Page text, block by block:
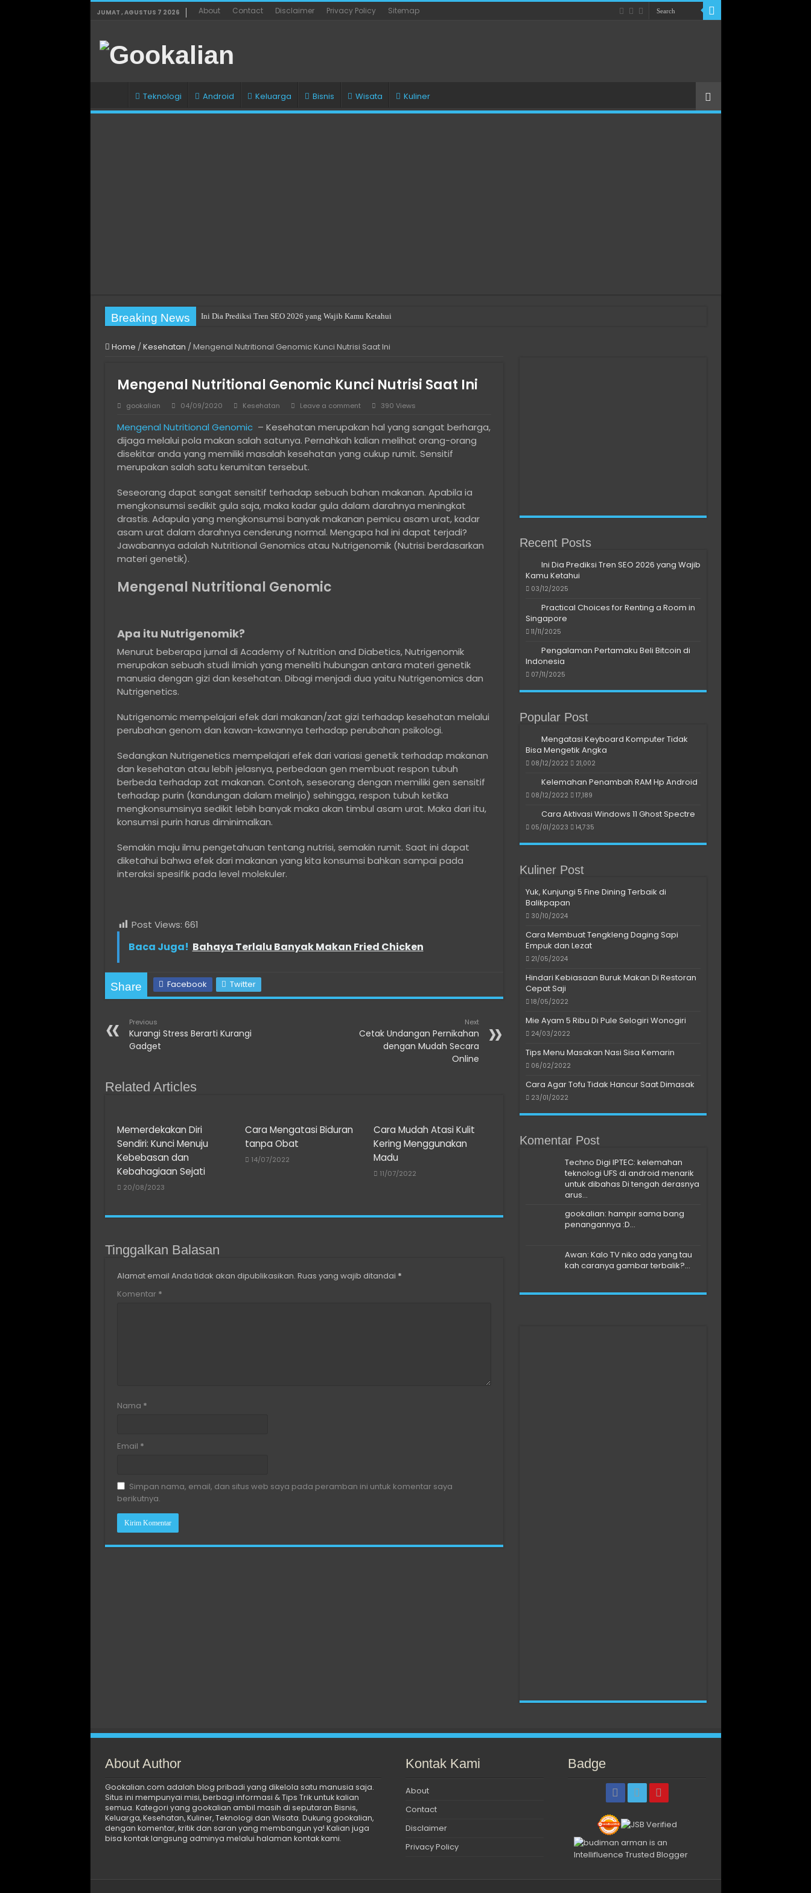
JUMAT , AGUSTUS 7 2026 About Contact Disclaimer Privacy Policy Sitemap
Teknologi Android Keluarga Bisnis Wisata Kuliner
Breaking News Ini Dia Prediksi Tren SEO 2026 yang Wajib Kamu Ketahui
Cara Install Ulang Windows 10/11 di Laptop Intel Gen 10 ke Atas Saat SSD Tidak Terdeteksi
Solusi Hosting Terjangkau untuk Developer Freelance
Jasa Komentar Sosial Media yang Bantu Produk Lebih Dikenal
Cara Menjaga Privasi Digital Tanpa Harus Jadi Ahli IT
Home / Kesehatan / Mengenal Nutritional Genomic Kunci Nutrisi Saat Ini
Mengenal Nutritional Genomic Kunci Nutrisi Saat Ini
gookalian 04/09/2020 Kesehatan Leave a comment 390 Views
Mengenal Nutritional Genomic– Kesehatan merupakan hal yang sangat berharga,
dijaga melalui pola makan salah satunya. Pernahkah kalian melihat orang-orang
disekitar anda yang memiliki masalah kesehatan yang cukup rumit. Sensitif
merupakan salah satu kerumitan tersebut.
Seseorang dapat sangat sensitif terhadap sebuah bahan makanan. Apabila ia
mengkonsumsi sedikit gula saja, maka kadar gula dalam darahnya meningkat
drastis. Adapula yang mengkonsumsi banyak makanan pemicu asam urat, kadar
asam urat dalam darahnya cenderung normal. Mengapa hal ini dapat terjadi?
Jawabannya adalah Nutritional Genomics atau Nutrigenomik (Nutrisi berdasarkan
materi genetik).
Mengenal Nutritional Genomic
Apa itu Nutrigenomik?
Menurut beberapa jurnal di Academy of Nutrition and Diabetics, Nutrigenomik
merupakan sebuah studi ilmiah yang meneliti hubungan antara materi genetik
manusia dengan gizi dan kesehatan. Dibagi menjadi dua yaitu Nutrigenomics dan
Nutrigenetics.
Nutrigenomic mempelajari efek dari makanan/zat gizi terhadap kesehatan melalui
perubahan genom dan kawan-kawannya terhadap perubahan psikologi.
Sedangkan Nutrigenetics mempelajari efek dari variasi genetik terhadap makanan
dan kesehatan atau lebih jelasnya, perbedaan gen membuat respon tubuh
berbeda terhadap zat makanan. Contoh, seseorang dengan memiliki gen sensitif
terhadap purin (kandungan dalam melinjo) sehingga, respon tubuh ketika
mengkonsumsinya sedikit lebih banyak maka akan timbul asam urat. Maka dari itu,
konsumsi purin harus diminimalkan.
Semakin maju ilmu pengetahuan tentang nutrisi, semakin rumit. Saat ini dapat
diketahui bahwa efek dari makanan yang kita konsumsi bahkan sampai pada
interaksi spesifik pada level molekuler.
Post Views: 661
Baca Juga! Bahaya Terlalu Banyak Makan Fried Chicken
Share Facebook Twitter
Previous
Kurangi Stress Berarti Kurangi
Gadget
Next
Cetak Undangan Pernikahan
dengan Mudah Secara
Online
Related Articles
Memerdekakan Diri
Sendiri: Kunci Menuju
Kebebasan dan
Kebahagiaan Sejati
20/08/2023
Cara Mengatasi Biduran
tanpa Obat
14/07/2022
Cara Mudah Atasi Kulit
Kering Menggunakan
Madu
11/07/2022
Tinggalkan Balasan
Alamat email Anda tidak akan dipublikasikan. Ruas yang wajib ditandai *
Komentar *
Nama *
Email *
Simpan nama, email, dan situs web saya pada peramban ini untuk komentar saya
berikutnya.
Recent Posts
Ini Dia Prediksi Tren SEO 2026 yang Wajib
Kamu Ketahui
03/12/2025
Practical Choices for Renting a Room in
Singapore
11/11/2025
Pengalaman Pertamaku Beli Bitcoin di
Indonesia
07/11/2025
Popular Post
Mengatasi Keyboard Komputer Tidak
Bisa Mengetik Angka
08/12/2022 21,002
Kelemahan Penambah RAM Hp Android
08/12/2022 17,189
Cara Aktivasi Windows 11 Ghost Spectre
05/01/2023 14,735
Kuliner Post
Yuk, Kunjungi 5 Fine Dining Terbaik di
Balikpapan
30/10/2024
Cara Membuat Tengkleng Daging Sapi
Empuk dan Lezat
21/05/2024
Hindari Kebiasaan Buruk Makan Di Restoran
Cepat Saji
18/05/2022
Mie Ayam 5 Ribu Di Pule Selogiri Wonogiri
24/03/2022
Tips Menu Masakan Nasi Sisa Kemarin
06/02/2022
Cara Agar Tofu Tidak Hancur Saat Dimasak
23/01/2022
Komentar Post
Techno Digi IPTEC: kelemahan
teknologi UFS di android menarik
untuk dibahas Di tengah derasnya
arus...
gookalian: hampir sama bang
penangannya :D...
Awan: Kalo TV niko ada yang tau
kah caranya gambar terbalik?...
About Author
Gookalian.com adalah blog pribadi yang dikelola satu manusia saja.
Situs ini mempunyai misi, berbagi informasi & Tips Trik untuk kalian
semua. Kategori yang gookalian ambil masih di seputaran Bisnis,
Keluarga, Kesehatan, Kuliner, Teknologi dan Wisata. Dukung gookalian,
dengan komentar, kritik dan saran yang membangun ya! Kalian juga
bisa kontak langsung adminya melalui halaman kontak kami.
Kontak Kami
About
Contact
Disclaimer
Privacy Policy
Badge